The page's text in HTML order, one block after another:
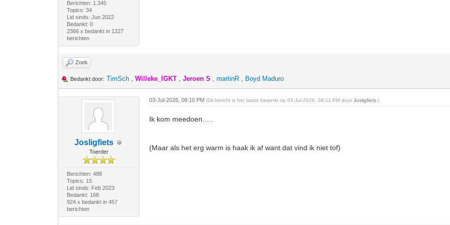
Berichten: 1.345
Topics: 34
Lid sinds: Jun 2022
Bedankt: 0
2366 x bedankt in 1227
berichten
Zoek
Bedankt door: TimSch ,Willeke_IGKT ,Jeroen S ,martinR , Boyd Maduro
Josligfiets
Toerder
Berichten: 488
Topics: 15
Lid sinds: Feb 2023
Bedankt: 168
924 x bedankt in 457
berichten
03-Jul-2026, 08:10 PM(Dit bericht is het laatst bewerkt op 03-Jul-2026, 08:11 PM doorJosligfiets .)
Ik kom meedoen…..
(Maar als het erg warm is haak ik af want dat vind ik niet tof)